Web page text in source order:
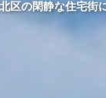
区の閑静な住宅